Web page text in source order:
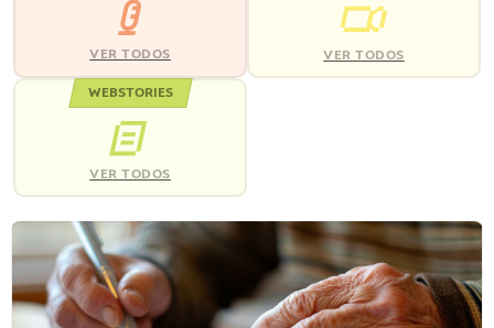
VER TODOS VER TODOS
WEBSTORIES
VER TODOS